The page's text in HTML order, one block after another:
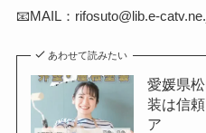
📧MAIL：rifosuto@lib.e-
あわせて読みたい
愛媛県
装は信
ア